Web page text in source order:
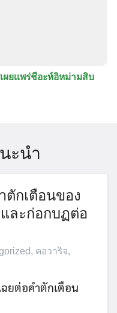
ผยเเพร่ชีอะห์อิหม่ามสิบ
ะนำ
ตักเตือนของ
ละก่อกบฏต่อ
, คอวาริจ,
ฉยต่อคำตักเตือน